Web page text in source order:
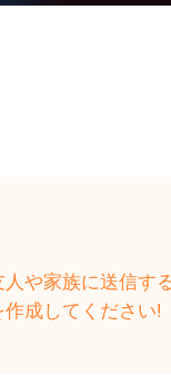
や家族に送信す
成してください!